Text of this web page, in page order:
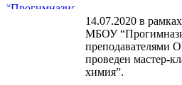
14.07.2020 в
МБОУ
проведен мастер-
химия”.